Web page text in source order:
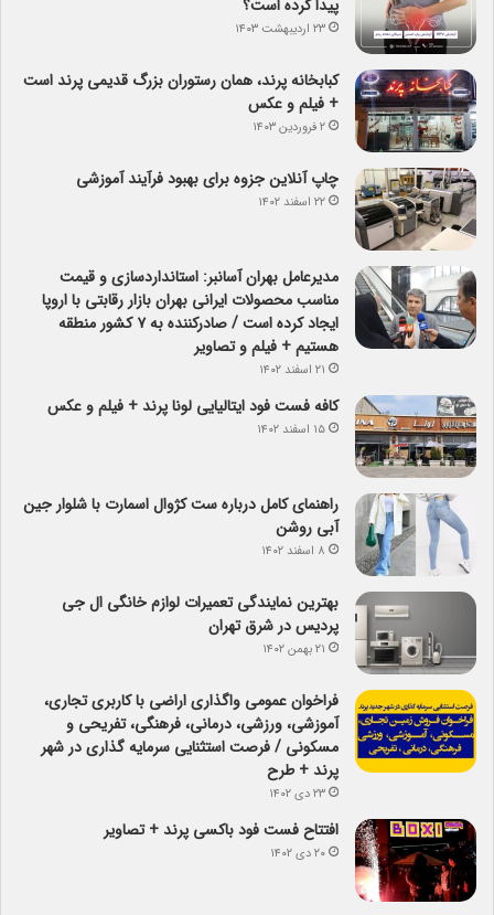
پیدا کرده است؟
۲۳ اردیبهشت ۱۴۰۳
کبابخانه پرند، همان رستوران بزرگ قدیمی پرند است
+ فیلم و عکس
۲ فروردین ۱۴۰۳
چاپ آنلاین جزوه برای بهبود فرآیند آموزشی
۲۲ اسفند ۱۴۰۲
مدیرعامل بهران آسانبر: استانداردسازی و قیمت
مناسب محصولات ایرانی بهران بازار رقابتی با اروپا
ایجاد کرده است / صادرکننده به ۷ کشور منطقه
هستیم + فیلم و تصاویر
۲۱ اسفند ۱۴۰۲
کافه فست فود ایتالیایی لونا پرند + فیلم و عکس
۱۵ اسفند ۱۴۰۲
راهنمای کامل درباره ست کژوال اسمارت با شلوار جین
آبی روشن
۸ اسفند ۱۴۰۲
بهترین نمایندگی تعمیرات لوازم خانگی ال جی
پردیس در شرق تهران
۲۱ بهمن ۱۴۰۲
فراخوان عمومی واگذاری اراضی با کاربری تجاری،
آموزشی، ورزشی، درمانی، فرهنگی، تفریحی و
مسکونی / فرصت استثنایی سرمایه گذاری در شهر
پرند + طرح
۲۳ دی ۱۴۰۲
افتتاح فست فود باکسی پرند + تصاویر
۲۰ دی ۱۴۰۲